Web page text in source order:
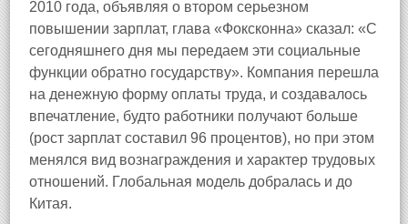
2010 года, объявляя о втором серьезном
повышении зарплат, глава «Фоксконна» сказал: «С
сегодняшнего дня мы передаем эти социальные
функции обратно государству». Компания перешла
на денежную форму оплаты труда, и создавалось
впечатление, будто работники получают больше
(рост зарплат составил 96 процентов), но при этом
менялся вид вознаграждения и характер трудовых
отношений. Глобальная модель добралась и до
Китая.